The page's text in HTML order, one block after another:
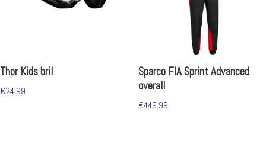
Thor Kids bril
€24.99
Sparco FIA Sprint Advanced
overall
€449.99